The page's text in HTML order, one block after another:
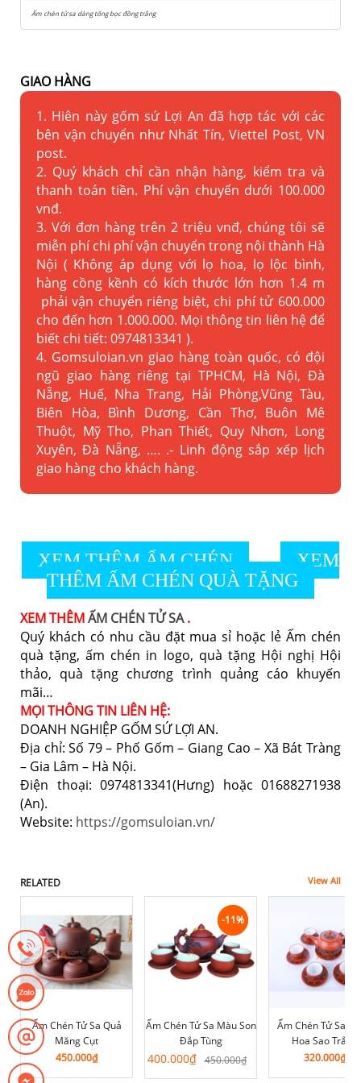
Ấm chén tử sa dáng tống bọc đồng trắng
GIAO HÀNG
1. Hiên này gốm sứ Lợi An đã hợp tác với các
bên vận chuyển như Nhất Tín, Viettel Post, VN
post.
2. Quý khách chỉ cần nhận hàng, kiểm tra và
thanh toán tiền. Phí vận chuyển dưới 100.000
vnđ.
3. Với đơn hàng trên 2 triệu vnđ, chúng tôi sẽ
miễn phí chi phí vận chuyển trong nội thành Hà
Nội ( Không áp dụng với lọ hoa, lọ lộc bình,
hàng cồng kềnh có kích thước lớn hơn 1.4 m
phải vận chuyển riêng biệt, chi phí tử 600.000
cho đến hơn 1.000.000. Mọi thông tin liên hệ để
biết chi tiết: 0974813341 ).
4. Gomsuloian.vn giao hàng toàn quốc, có đội
ngũ giao hàng riêng tại TPHCM, Hà Nội, Đà
Nẵng, Huế, Nha Trang, Hải Phòng,Vũng Tàu,
Biên Hòa, Bình Dương, Cần Thơ, Buôn Mê
Thuột, Mỹ Tho, Phan Thiết, Quy Nhơn, Long
Xuyên, Đà Nẵng, …. .- Linh động sắp xếp lịch
giao hàng cho khách hàng.
XEM THÊM ẤM CHÉN
XEM
THÊM ẤM CHÉN QUÀ TẶNG
XEM THÊMẤM CHÉN TỬ SA.
Quý khách có nhu cầu đặt mua sỉ hoặc lẻ Ấm chén
quà tặng, ấm chén in logo, quà tặng Hội nghị Hội
thảo, quà tặng chương trình quảng cáo khuyến
mãi…
MỌI THÔNG TIN LIÊN HỆ:
DOANH NGHIỆP GỐM SỨ LỢI AN.
Địa chỉ: Số 79 – Phố Gốm – Giang Cao – Xã Bát Tràng
– Gia Lâm – Hà Nội.
Điện thoại: 0974813341(Hưng) hoặc 01688271938
(An).
Website: https://gomsuloian.vn/
RELATED View All
Ấm Chén Tử Sa Quả
Măng Cụt
450.000₫
-11%
-11%
Ấm Chén Tử Sa Màu Son
Đắp Tùng
450.000₫
Giá
400.000₫Giá
Ấm Chén Tử Sa
Hoa Sao Trắng
320.000₫